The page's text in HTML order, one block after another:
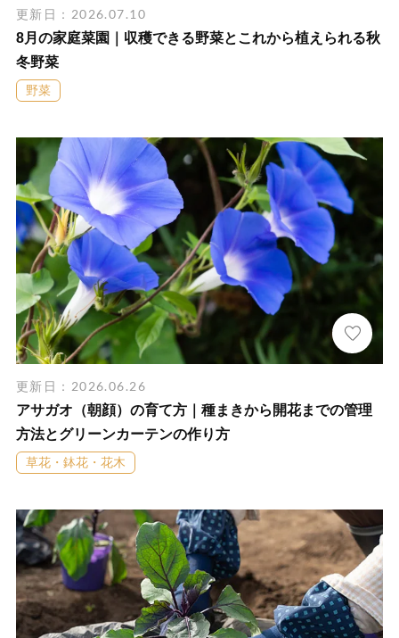
更新日：2026.07.10
8月の家庭菜園｜収穫できる野菜とこれから植えられる秋
冬野菜
野菜
更新日：2026.06.26
アサガオ（朝顔）の育て方｜種まきから開花までの管理
方法とグリーンカーテンの作り方
草花・鉢花・花木